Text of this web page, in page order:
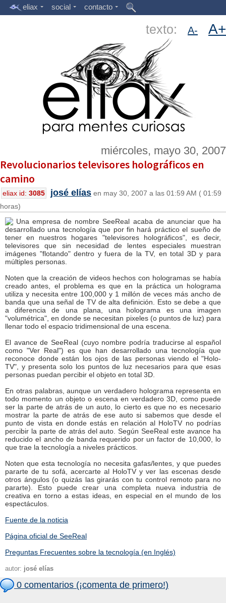
eliax social contacto
texto: A- A+
miércoles, mayo 30, 2007
Revolucionarios televisores holográficos en
camino
eliax id: 3085 josé elías en may 30, 2007 a las 01:59 AM ( 01:59
horas)
Una empresa de nombre SeeReal acaba de anunciar que ha
desarrollado una tecnología que por fin hará práctico el sueño de
tener en nuestros hogares "televisores holográficos", es decir,
televisores que sin necesidad de lentes especiales muestran
imágenes "flotando" dentro y fuera de la TV, en total 3D y para
múltiples personas.
Noten que la creación de videos hechos con hologramas se había
creado antes, el problema es que en la práctica un holograma
utiliza y necesita entre 100,000 y 1 millón de veces más ancho de
banda que una señal de TV de alta definición. Esto se debe a que
a diferencia de una plana, una holograma es una imagen
"volumétrica", en donde se necesitan pixeles (o puntos de luz) para
llenar todo el espacio tridimensional de una escena.
El avance de SeeReal (cuyo nombre podría traducirse al español
como "Ver Real") es que han desarrollado una tecnología que
reconoce donde están los ojos de las personas viendo el "Holo-
TV", y presenta solo los puntos de luz necesarios para que esas
personas puedan percibir el objeto en total 3D.
En otras palabras, aunque un verdadero holograma representa en
todo momento un objeto o escena en verdadero 3D, como puede
ser la parte de atrás de un auto, lo cierto es que no es necesario
mostrar la parte de atrás de ese auto si sabemos que desde el
punto de vista en donde estás en relación al HoloTV no podrías
percibir la parte de atrás del auto. Según SeeReal este avance ha
reducido el ancho de banda requerido por un factor de 10,000, lo
que trae la tecnología a niveles prácticos.
Noten que esta tecnología no necesita gafas/lentes, y que puedes
pararte de tu sofá, acercarte al HoloTV y ver las escenas desde
otros ángulos (o quizás las girarás con tu control remoto para no
pararte). Esto puede crear una completa nueva industria de
creativa en torno a estas ideas, en especial en el mundo de los
espectáculos.
Fuente de la noticia
Página oficial de SeeReal
Preguntas Frecuentes sobre la tecnología (en Inglés)
autor: josé elías
0 comentarios (¡comenta de primero!)